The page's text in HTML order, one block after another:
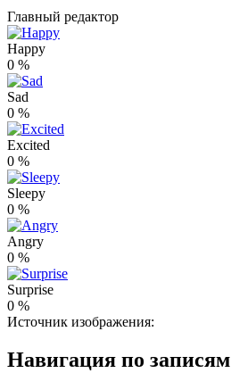
Главный редактор
Happy
0 %
Sad
0 %
Excited
0 %
Sleepy
0 %
Angry
0 %
Surprise
0 %
Источник изображения:
Навигация по записям